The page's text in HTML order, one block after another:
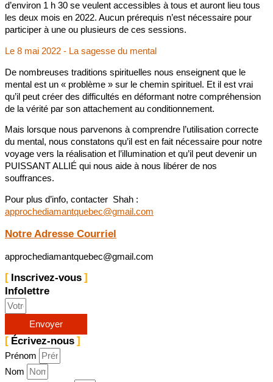
d’environ 1 h 30 se veulent accessibles à tous et auront lieu tous
les deux mois en 2022. Aucun prérequis n’est nécessaire pour
participer à une ou plusieurs de ces sessions.
Le 8 mai 2022 - La sagesse du mental
De nombreuses traditions spirituelles nous enseignent que le
mental est un « problème » sur le chemin spirituel. Et il est vrai
qu’il peut créer des difficultés en déformant notre compréhension
de la vérité par son attachement au conditionnement.
Mais lorsque nous parvenons à comprendre l’utilisation correcte
du mental, nous constatons qu’il est en fait nécessaire pour notre
voyage vers la réalisation et l’illumination et qu’il peut devenir un
PUISSANT ALLIÉ qui nous aide à nous libérer de nos
souffrances.
Pour plus d’info, contacter Shah :
approchediamantquebec@gmail.com
Notre Adresse Courriel
approchediamantquebec@gmail.com
Inscrivez-vous
Infolettre
Envoyer
Écrivez-nous
Prénom
Nom